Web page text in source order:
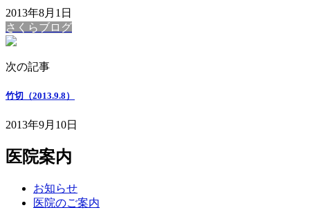
2013年8月1日
さくらブログ
次の記事
竹切（2013.9.8）
2013年9月10日
医院案内
お知らせ
医院のご案内